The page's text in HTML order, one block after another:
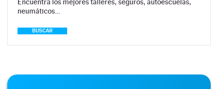
Encuentra los mejores talleres, seguros, autoescuelas,
neumáticos…
BUSCAR